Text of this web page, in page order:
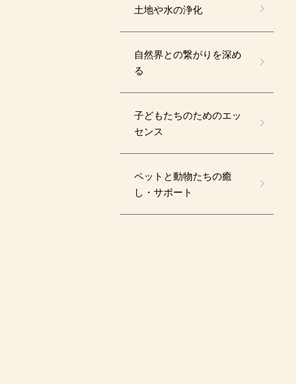
土地や水の浄化
自然界との繋がりを深め
る
子どもたちのためのエッ
センス
ペットと動物たちの癒
し・サポート